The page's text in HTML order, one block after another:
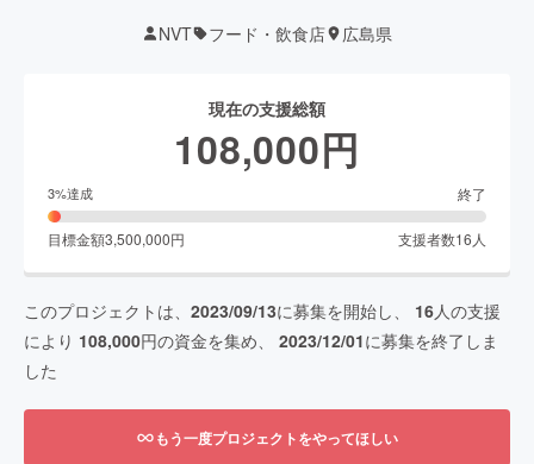
NVT フード・飲食店 広島県
現在の支援総額
108,000円
3%達成 終了
目標金額3,500,000円 支援者数16 人
このプロジェクトは、 2023/09/13に募集を開始し、 16人の支援
により 108,000円の資金を集め、 2023/12/01に募集を終了しま
した
もう一度プロジェクトをやってほしい